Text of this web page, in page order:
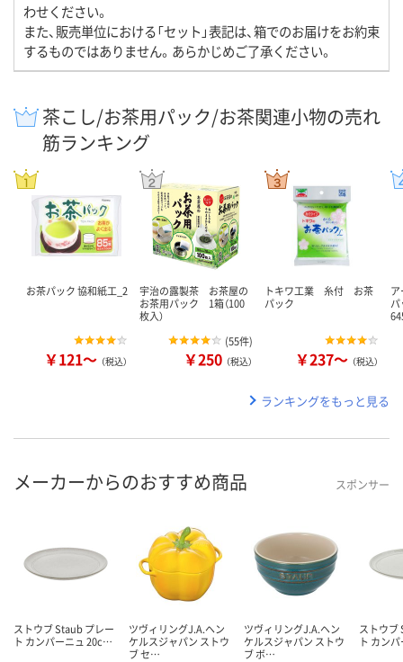
わせください。
また、販売単位における「セット」表記は、箱でのお届けをお約束
するものではありません。あらかじめご了承ください。
茶こし/お茶用パック/お茶関連小物の売れ
筋ランキング
お茶パック 協和紙工_2
￥121～ （税込）
宇治の露製茶 お茶屋の
お茶用パック 1箱（100
枚入）
(55件)
￥250 （税込）
トキワ工業 糸付 お茶
パック
￥237～ （税込）
ア
ランキングをもっと見る
メーカーからのおすすめ商品 スポンサー
ストウブ Staub プレー
ト カンパーニュ 20c…
ツヴィリングJ.A.ヘン
ケルスジャパン ストウ
ブ セ…
ツヴィリングJ.A.ヘン
ケルスジャパン ストウ
ブ ボ…
ストウブ
ト カン